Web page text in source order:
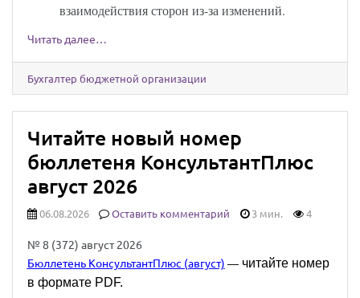
взаимодействия сторон из-за изменений.
Читать далее…
Бухгалтер бюджетной организации
Читайте новый номер
бюллетеня КонсультантПлюс
август 2026
06.08.2026 Оставить комментарий 3 мин. 4
№ 8 (372) август 2026
Бюллетень КонсультантПлюс (август) — читайте номер
в формате PDF.